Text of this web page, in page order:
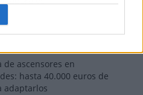
de ascensores en
hasta 40.000 euros de
adaptarlos